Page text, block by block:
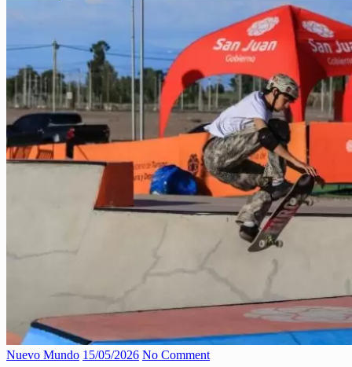
Nuevo Mundo 15/05/2026 No Comment